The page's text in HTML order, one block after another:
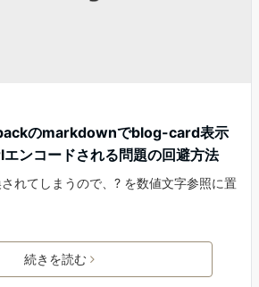
のmarkdownでblog-card表示
ンコードされる問題の回避方法
れてしまうので、? を数値文字参照に置
続きを読む